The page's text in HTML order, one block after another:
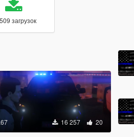
загрузок
16 257 20